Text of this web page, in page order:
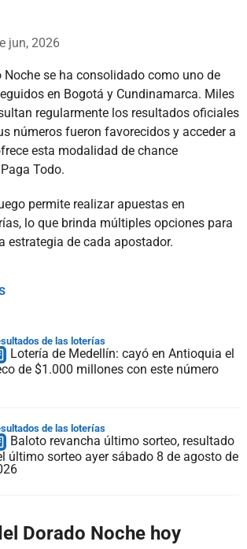
jun, 2026
Noche se ha consolidado como uno de
en Bogotá y Cundinamarca. Miles
regularmente los resultados oficiales
números fueron favorecidos y acceder a
esta modalidad de chance
Todo.
permite realizar apuestas en
lo que brinda múltiples opciones para
estrategia de cada apostador.
de las loterías
Lotería de Medellín: cayó en Antioquia el
de $1.000 millones con este número
de las loterías
Baloto revancha último sorteo, resultado
último sorteo ayer sábado 8 de agosto de
Dorado Noche hoy